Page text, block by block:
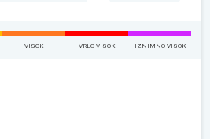
VISOK VRLO VISOK IZNIMNO VISOK